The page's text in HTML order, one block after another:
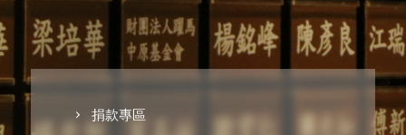
捐款專區